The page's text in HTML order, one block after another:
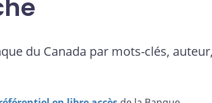
du Canada par mots-clés,